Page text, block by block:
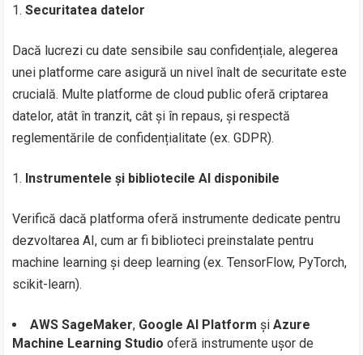
Securitatea datelor
Dacă lucrezi cu date sensibile sau confidențiale, alegerea
unei platforme care asigură un nivel înalt de securitate este
crucială. Multe platforme de cloud public oferă criptarea
datelor, atât în tranzit, cât și în repaus, și respectă
reglementările de confidențialitate (ex. GDPR).
Instrumentele și bibliotecile AI disponibile
Verifică dacă platforma oferă instrumente dedicate pentru
dezvoltarea AI, cum ar fi biblioteci preinstalate pentru
machine learning și deep learning (ex. TensorFlow, PyTorch,
scikit-learn).
AWS SageMaker, Google AI Platform șiAzure
Machine Learning Studio oferă instrumente ușor de